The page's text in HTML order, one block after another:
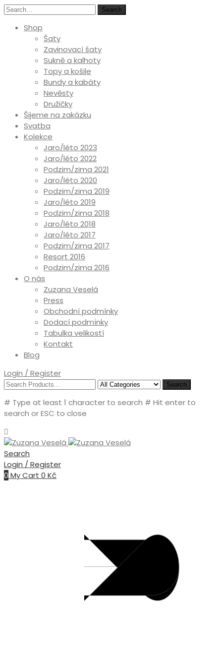
Search
Shop
Šaty
Zavinovací šaty
Sukně a kalhoty
Topy a košile
Bundy a kabáty
Nevěsty
Družičky
Šijeme na zakázku
Svatba
Kolekce
Jaro/léto 2023
Jaro/léto 2022
Podzim/zima 2021
Jaro/léto 2020
Podzim/zima 2019
Jaro/léto 2019
Podzim/zima 2018
Jaro/léto 2018
Jaro/léto 2017
Podzim/zima 2017
Resort 2016
Podzim/zima 2016
O nás
Zuzana Veselá
Press
Obchodní podmínky
Dodací podmínky
Tabulka velikostí
Kontakt
Blog
Login / Register
Search
# Type at least 1 character to search # Hit enter to
search or ESC to close
Search
Login / Register
0 My Cart 0 Kč